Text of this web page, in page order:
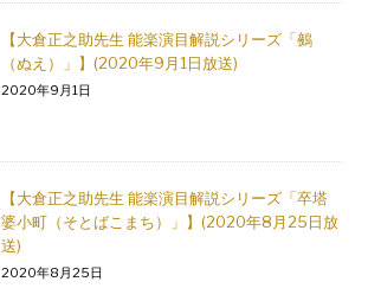
【大倉正之助先生 能楽演目解説シリーズ「鵺
（ぬえ）」】(2020年9月1日放送)
2020年9月1日
【大倉正之助先生 能楽演目解説シリーズ「卒塔
婆小町（そとばこまち）」】(2020年8月25日放
送)
2020年8月25日